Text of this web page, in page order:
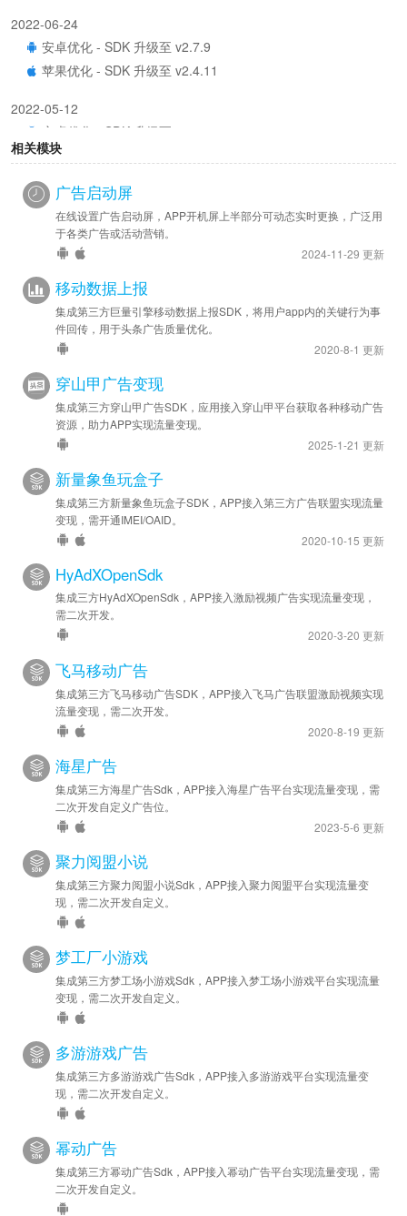
2022-06-24
安卓优化 - SDK 升级至 v2.7.9
苹果优化 - SDK 升级至 v2.4.11
2022-05-12
安卓优化 - SDK 升级至 v2.7.4
2021-12-20
安卓优化 - SDK 升级至 v2.6.10
相关模块
广告启动屏
在线设置广告启动屏，APP开机屏上半部分可动态实时更换，广泛用
于各类广告或活动营销。
2024-11-29 更新
移动数据上报
集成第三方巨量引擎移动数据上报SDK，将用户app内的关键行为事
件回传，用于头条广告质量优化。
2020-8-1 更新
穿山甲广告变现
集成第三方穿山甲广告SDK，应用接入穿山甲平台获取各种移动广告
资源，助力APP实现流量变现。
2025-1-21 更新
新量象鱼玩盒子
集成第三方新量象鱼玩盒子SDK，APP接入第三方广告联盟实现流量
变现，需开通IMEI/OAID。
2020-10-15 更新
HyAdXOpenSdk
集成三方HyAdXOpenSdk，APP接入激励视频广告实现流量变现，
需二次开发。
2020-3-20 更新
飞马移动广告
集成第三方飞马移动广告SDK，APP接入飞马广告联盟激励视频实现
流量变现，需二次开发。
2020-8-19 更新
海星广告
集成第三方海星广告Sdk，APP接入海星广告平台实现流量变现，需
二次开发自定义广告位。
2023-5-6 更新
聚力阅盟小说
集成第三方聚力阅盟小说Sdk，APP接入聚力阅盟平台实现流量变
现，需二次开发自定义。
梦工厂小游戏
集成第三方梦工场小游戏Sdk，APP接入梦工场小游戏平台实现流量
变现，需二次开发自定义。
多游游戏广告
集成第三方多游游戏广告Sdk，APP接入多游游戏平台实现流量变
现，需二次开发自定义。
幂动广告
集成第三方幂动广告Sdk，APP接入幂动广告平台实现流量变现，需
二次开发自定义。